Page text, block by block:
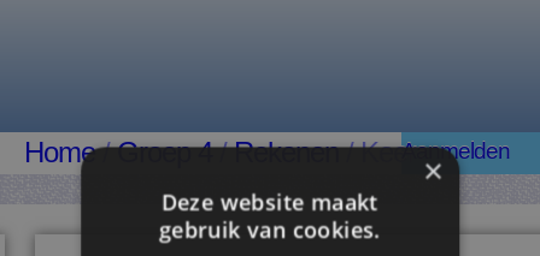
Home/Groep 4/Rekenen/ KeerAanmelden
×
Deze website maakt
gebruik van cookies.